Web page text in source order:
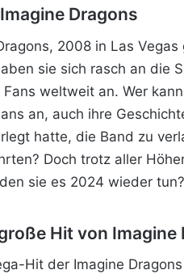
Dragons
2008 in Las
sie sich rasch an die
weltweit an. Wer
an, auch ihre
hatte, die Band zu
Doch trotz aller
sie es 2024 wieder tun?
Hit von Imagine
Hit der Imagine